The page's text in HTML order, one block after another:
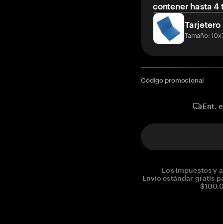
contener hasta 4
Tarjetero
Tamaño:
Código promocional
Ent.
Los impuestos y
Envío estándar gratis